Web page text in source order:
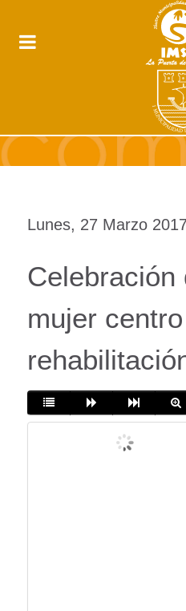
Lunes, 27 Marzo 2017
Celebración
mujer